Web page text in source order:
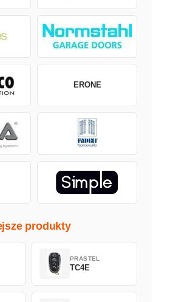
ERONE
produkty
PRASTEL
TC4E